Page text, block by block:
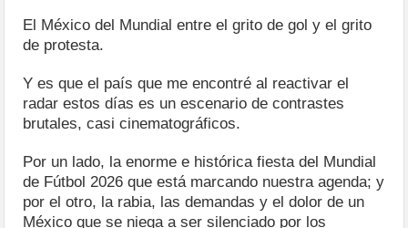
El México del Mundial entre el grito de gol y el grito
de protesta.
Y es que el país que me encontré al reactivar el
radar estos días es un escenario de contrastes
brutales, casi cinematográficos.
Por un lado, la enorme e histórica fiesta del Mundial
de Fútbol 2026 que está marcando nuestra agenda; y
por el otro, la rabia, las demandas y el dolor de un
México que se niega a ser silenciado por los